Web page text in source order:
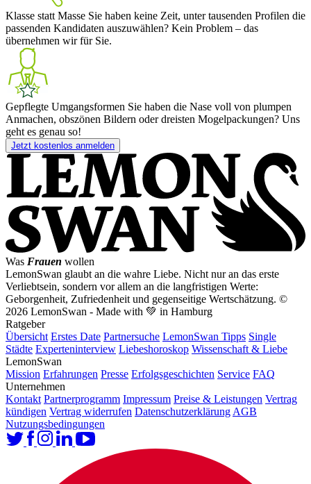
Klasse statt Masse Sie haben keine Zeit, unter tausenden Profilen die
passenden Kandidaten auszuwählen? Kein Problem – das
übernehmen wir für Sie.
Gepflegte Umgangsformen Sie haben die Nase voll von plumpen
Anmachen, obszönen Bildern oder dreisten Mogelpackungen? Uns
geht es genau so!
Jetzt kostenlos anmelden
Was Frauen wollen
LemonSwan glaubt an die wahre Liebe. Nicht nur an das erste
Verliebtsein, sondern vor allem an die langfristigen Werte:
Geborgenheit, Zufriedenheit und gegenseitige Wertschätzung. ©
2026 LemonSwan - Made with 💚 in Hamburg
Ratgeber
Übersicht Erstes Date Partnersuche LemonSwan Tipps Single
Städte Experteninterview Liebeshoroskop Wissenschaft & Liebe
LemonSwan
Mission Erfahrungen Presse Erfolgsgeschichten Service FAQ
Unternehmen
Kontakt Partnerprogramm Impressum Preise & Leistungen Vertrag
kündigen Vertrag widerrufen Datenschutzerklärung AGB
Nutzungsbedingungen